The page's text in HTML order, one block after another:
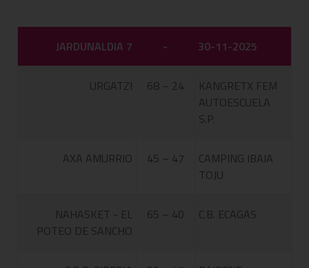
JARDUNALDIA 7 - 30-11-2025
URGATZI 68 – 24
KANGRETX FEM
AUTOESCUELA
S.P.
AXA AMURRIO 45 – 47
CAMPING IBAIA
TOJU
NAHASKET - EL
POTEO DE SANCHO
65 – 40 C.B. ECAGAS